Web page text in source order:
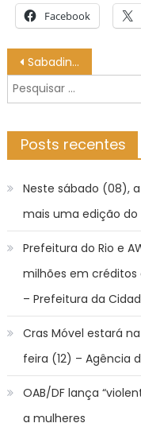
Facebook
Navegação
de
Post
Sabadinho Bom apresenta grupo Samba na Praça neste final de semana
Pesquisar
por:
Posts recentes
Neste sábado (08),
mais uma edição do
Prefeitura do Rio e
milhões em
– Prefeitura da
Cras Móvel estará
feira (12) – Agência
OAB/DF lança
a mulheres